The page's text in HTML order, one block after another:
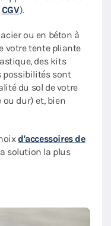
CGV).
ou en béton à
votre tente pliante
des kits
possibilités sont
du sol de votre
dur) et, bien
d'accessoires de
solution la plus